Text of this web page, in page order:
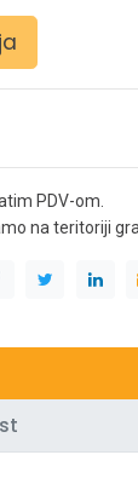
PDV-om.
na teritoriji